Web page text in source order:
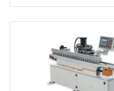
впрессовывания в фанеру...